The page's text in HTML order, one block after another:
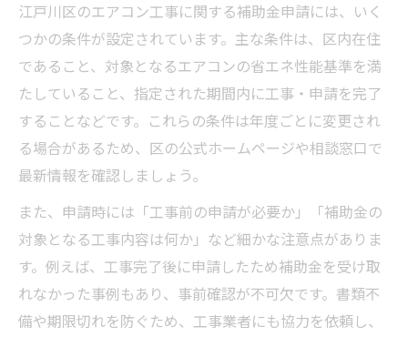
江戸川区のエアコン工事に関する補助金申請には、いく
つかの条件が設定されています。主な条件は、区内在住
であること、対象となるエアコンの省エネ性能基準を満
たしていること、指定された期間内に工事・申請を完了
することなどです。これらの条件は年度ごとに変更され
る場合があるため、区の公式ホームページや相談窓口で
最新情報を確認しましょう。
また、申請時には「工事前の申請が必要か」「補助金の
対象となる工事内容は何か」など細かな注意点がありま
す。例えば、工事完了後に申請したため補助金を受け取
れなかった事例もあり、事前確認が不可欠です。書類不
備や期限切れを防ぐため、工事業者にも協力を依頼し、